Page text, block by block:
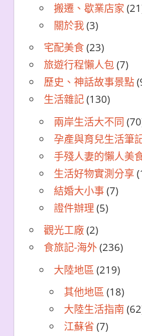
搬遷、歇業店家
關於我(3)
宅配美食(23)
旅遊行程懶人包(7)
歷史、神話故事景點
生活雜記(130)
兩岸生活大不同
孕產與育兒生活筆
手殘人妻的懶人美
生活好物實測分享
結婚大小事(7)
證件辦理 (5)
觀光工廠(2)
食旅記-海外(236)
大陸地區 (219)
其他地區 (18)
大陸生活指南
江蘇省 (7)